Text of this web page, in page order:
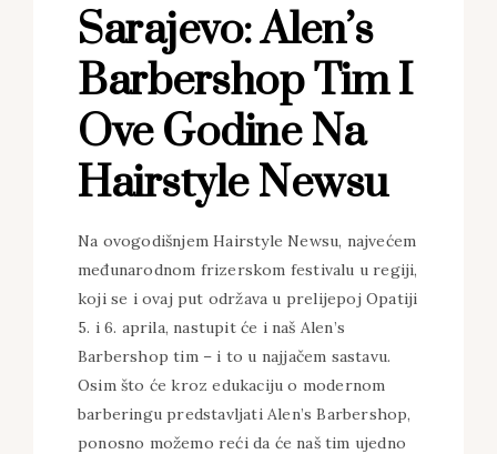
Sarajevo: Alen’s
Barbershop Tim I
Ove Godine Na
Hairstyle Newsu
Na ovogodišnjem Hairstyle Newsu, najvećem
međunarodnom frizerskom festivalu u regiji,
koji se i ovaj put održava u prelijepoj Opatiji
5. i 6. aprila, nastupit će i naš Alen’s
Barbershop tim – i to u najjačem sastavu.
Osim što će kroz edukaciju o modernom
barberingu predstavljati Alen’s Barbershop,
ponosno možemo reći da će naš tim ujedno